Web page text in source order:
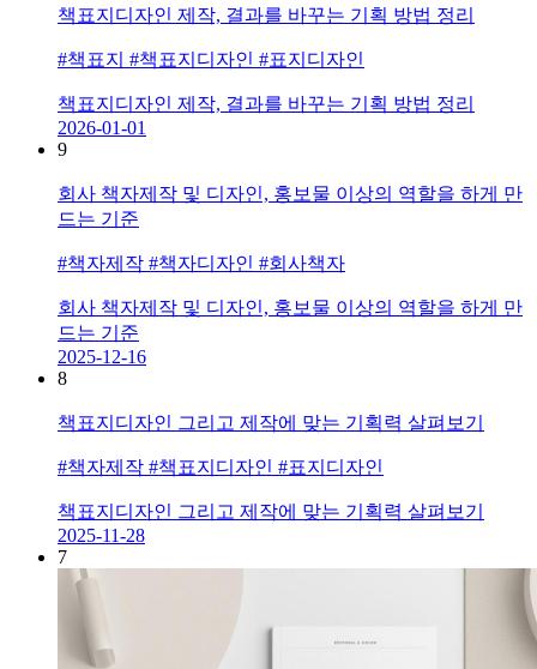
책표지디자인 제작, 결과를 바꾸는 기획 방법 정리
#책표지 #책표지디자인 #표지디자인
책표지디자인 제작, 결과를 바꾸는 기획 방법 정리
2026-01-01
9
회사 책자제작 및 디자인, 홍보물 이상의 역할을 하게 만
드는 기준
#책자제작 #책자디자인 #회사책자
회사 책자제작 및 디자인, 홍보물 이상의 역할을 하게 만
드는 기준
2025-12-16
8
책표지디자인 그리고 제작에 맞는 기획력 살펴보기
#책자제작 #책표지디자인 #표지디자인
책표지디자인 그리고 제작에 맞는 기획력 살펴보기
2025-11-28
7